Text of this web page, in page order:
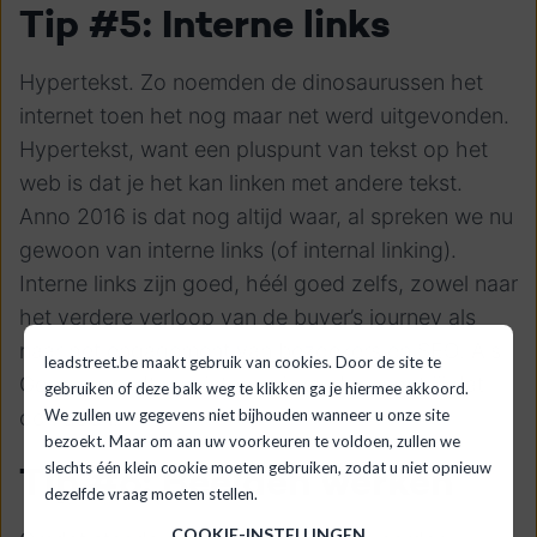
leadstreet.be maakt gebruik van cookies. Door de site te
gebruiken of deze balk weg te klikken ga je hiermee akkoord.
We zullen uw gegevens niet bijhouden wanneer u onze site
bezoekt. Maar om aan uw voorkeuren te voldoen, zullen we
slechts één klein cookie moeten gebruiken, zodat u niet opnieuw
dezelfde vraag moeten stellen.
Tip #5: Interne links
Hypertekst. Zo noemden de dinosaurussen het
internet toen het nog maar net werd uitgevonden.
Hypertekst, want een pluspunt van tekst op het
web is dat je het kan linken met andere tekst.
Anno 2016 is dat nog altijd waar, al spreken we nu
gewoon van interne links (of internal linking).
Interne links zijn goed, héél goed zelfs, zowel naar
het verdere verloop van de buyer’s journey als
naar het engagement van bezoekers en SEO. Als
Google houdt van interne links, dan moet jij dat
ook doen.
Tip #6: Beelden werken